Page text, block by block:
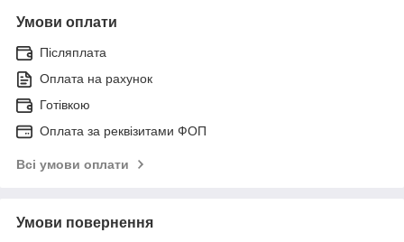
Умови оплати
Післяплата
Оплата на рахунок
Готівкою
Оплата за реквізитами ФОП
Всі умови оплати
Умови повернення